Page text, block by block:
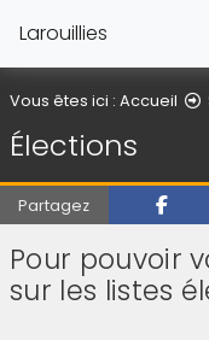
Larouillies
Vous êtes ici : Accueil
Élections
Partagez
Pour pouvoir
sur les listes